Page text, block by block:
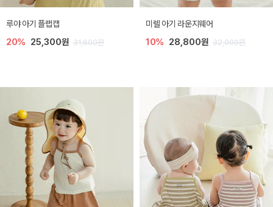
루야 아기 플랩캡
20% 25,300원 31,600원
미렐 아기 라운지웨어
10% 28,800원 32,000원